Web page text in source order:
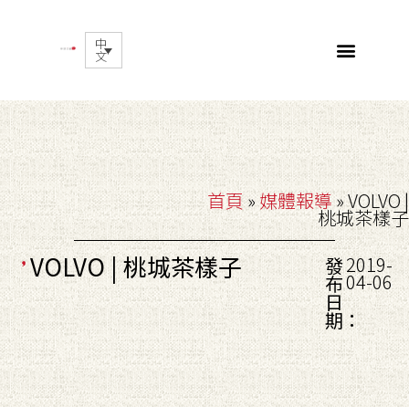
中
文
首頁»媒體報導»VOLVO |
桃城茶樣子
VOLVO | 桃城茶樣子 發
布
日
期：
2019-
04-06